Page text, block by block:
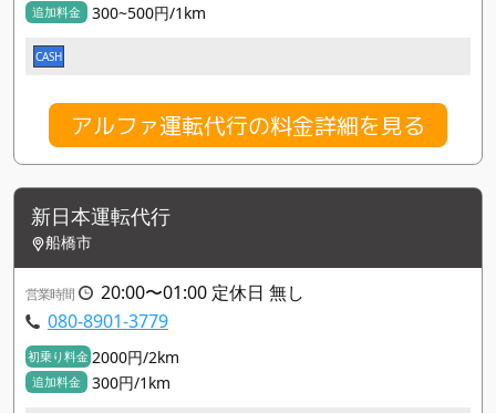
追加料金 300~500円/1km
CASH
アルファ運転代行の料金詳細を見る
新日本運転代行
船橋市
営業時間
20:00〜01:00 定休日 無し
080-8901-3779
初乗り料金 2000円/2km
追加料金 300円/1km